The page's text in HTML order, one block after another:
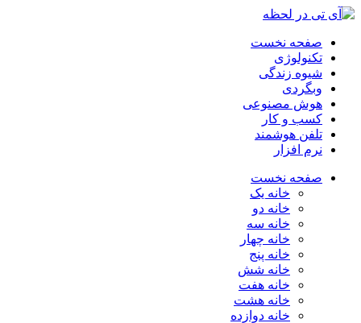
صفحه نخست
تکنولوژی
شیوه زندگی
وبگردی
هوش مصنوعی
کسب و کار
تلفن هوشمند
نرم افزار
صفحه نخست
خانه یک
خانه دو
خانه سه
خانه چهار
خانه پنج
خانه شش
خانه هفت
خانه هشت
خانه دوازده